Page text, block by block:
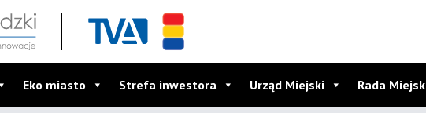
Eko miasto Strefa inwestora Urząd Miejski Rada